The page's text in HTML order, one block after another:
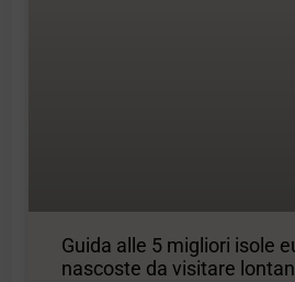
Guida alle 5 migliori isole
nascoste da visitare